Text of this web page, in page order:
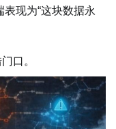
现为“这块数据永
口。